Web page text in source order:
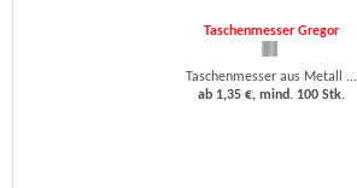
Taschenmesser Gregor
Taschenmesser aus Metall ...
ab 1,35 €, mind. 100 Stk.